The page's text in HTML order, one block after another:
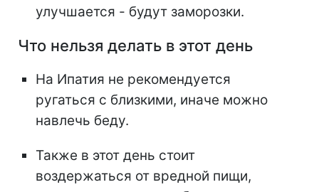
улучшается - будут заморозки.
Что нельзя делать в этот день
На Ипатия не рекомендуется
ругаться с близкими, иначе можно
навлечь беду.
Также в этот день стоит
воздержаться от вредной пищи,